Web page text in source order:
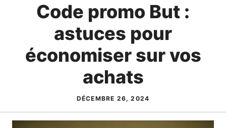
Code promo But :
astuces pour
économiser sur vos
achats
DÉCEMBRE 26, 2024